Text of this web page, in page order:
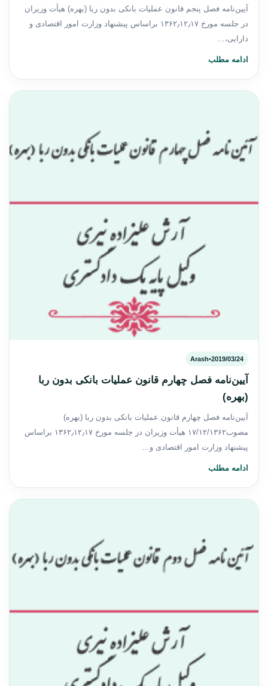
‌آیین‌نامه فصل پنجم قانون عملیات بانکی بدون ربا (بهره) ‌هیأت وزیران
در جلسه مورخ ۱۳۶۲٫۱۲٫۱۷ براساس پیشنهاد وزارت امور اقتصادی و
دارایی،…
ادامه مطلب
2019/03/24
•
Arash
آیین‌نامه فصل چهارم قانون عملیات بانکی بدون ربا
(بهره)
آیین‌نامه فصل چهارم قانون عملیات بانکی بدون ربا (بهره)
مصوب۱۷/۱۲/۱۳۶۲ ‌هیأت وزیران در جلسه مورخ ۱۳۶۲٫۱۲٫۱۷ براساس
پیشنهاد وزارت امور اقتصادی و…
ادامه مطلب